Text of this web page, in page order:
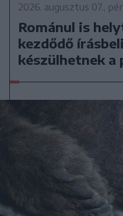
2026. augusztus 07.,
Románul is
kezdődő
készülhetnek